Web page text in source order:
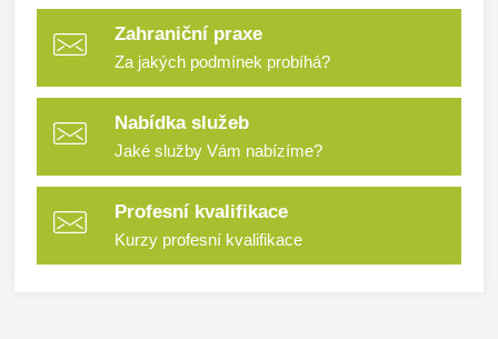
Zahraniční praxe
Za jakých podmínek probíhá?
Nabídka služeb
Jaké služby Vám nabízíme?
Profesní kvalifikace
Kurzy profesní kvalifikace